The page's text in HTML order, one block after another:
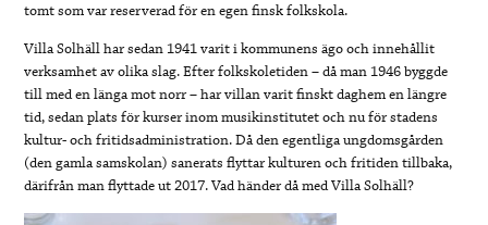
tomt som var reserverad för en egen finsk folkskola.
Villa Solhäll har sedan 1941 varit i kommunens ägo och innehållit
verksamhet av olika slag. Efter folkskoletiden – då man 1946 byggde
till med en länga mot norr – har villan varit finskt daghem en längre
tid, sedan plats för kurser inom musikinstitutet och nu för stadens
kultur- och fritidsadministration. Då den egentliga ungdomsgården
(den gamla samskolan) sanerats flyttar kulturen och fritiden tillbaka,
därifrån man flyttade ut 2017. Vad händer då med Villa Solhäll?